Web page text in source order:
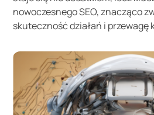
nowoczesnego SEO, znacząco
skuteczność działań i